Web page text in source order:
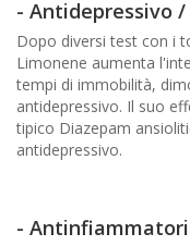
- Antidepressivo /
Dopo diversi test con i
Limonene aumenta
tempi di immobilità,
antidepressivo. Il suo
tipico Diazepam
antidepressivo.
-